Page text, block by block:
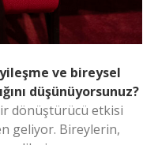
ve bireysel
düşünüyorsunuz?
dönüştürücü etkisi
geliyor. Bireylerin,